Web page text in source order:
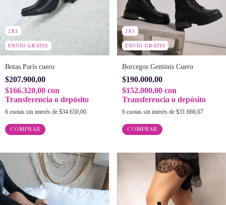
2X1
ENVÍO GRATIS
Botas París cuero
$207.900,00
$166.320,00 con
Transferencia o depósito
6 cuotas sin interés de $34.650,00
COMPRAR
2X1
ENVÍO GRATIS
Borcegos Geminis Cuero
$190.000,00
$152.000,00 con
Transferencia o depósito
6 cuotas sin interés de $31.666,67
COMPRAR